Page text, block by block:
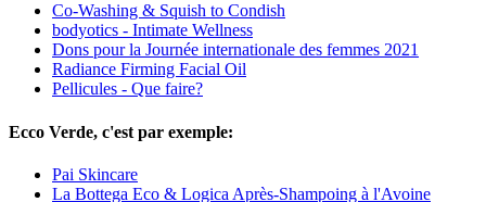
Co-Washing & Squish to Condish
bodyotics - Intimate Wellness
Dons pour la Journée internationale des femmes 2021
Radiance Firming Facial Oil
Pellicules - Que faire?
Ecco Verde, c'est par exemple:
Pai Skincare
La Bottega Eco & Logica Après-Shampoing à l'Avoine